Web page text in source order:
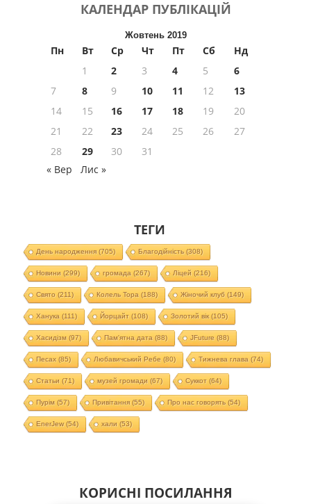
КАЛЕНДАР ПУБЛІКАЦІЙ
Жовтень 2019
Пн Вт Ср Чт Пт Сб
Нд
1
2 3 4 5
6
7
8 9 10 11 12
13
14
15 16 17 18 19
20
21
22 23 24 25 26
27
28
29 30
31
« Вер
Лис »
ТЕГИ
День народження(705) Благодійність(308)
Новини (299) громада (267) Ліцей (216)
Свято (211) Колель Тора (188) Жіночий клуб (149)
Ханука (111) Йорцайт (108) Золотий вік(105)
Хасидізм (97) Пам'ятна дата (88) JFuture (88)
Песах(85) Любавичський Ребе (80) Тижнева глава (74)
Статьи (71) музей громади (67) Суккот (64)
Пурім (57) Привітання(55) Про нас говорять(54)
EnerJew(54) хали (53)
КОРИСНІ ПОСИЛАННЯ